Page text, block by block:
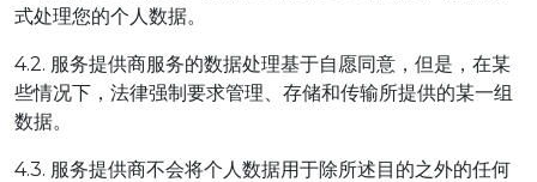
式处理您的个人数据。
4.2. 服务提供商服务的数据处理基于自愿同意，但是，在某
些情况下，法律强制要求管理、存储和传输所提供的某一组
数据。
4.3. 服务提供商不会将个人数据用于除所述目的之外的任何